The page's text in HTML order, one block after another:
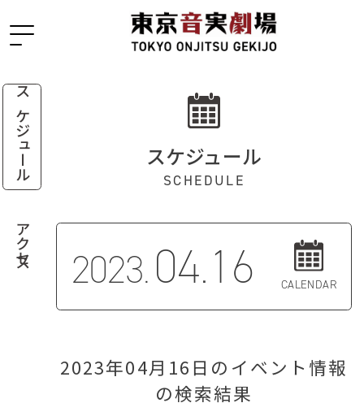
スケジュール
アクセス
スケジュール
SCHEDULE
2023.04.16 CALENDAR
2023年04月16日のイベント情報
の検索結果